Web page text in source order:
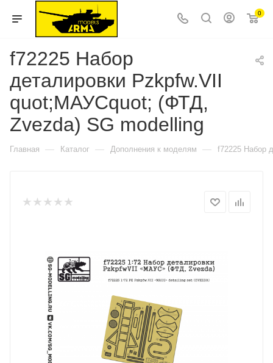
0
f72225 Набор
деталировки Pzkpfw.VII
quot;МАУСquot; (ФТД,
Zvezda) SG modelling
Главная — Каталог — Дополнения к моделям — f72225 Набор